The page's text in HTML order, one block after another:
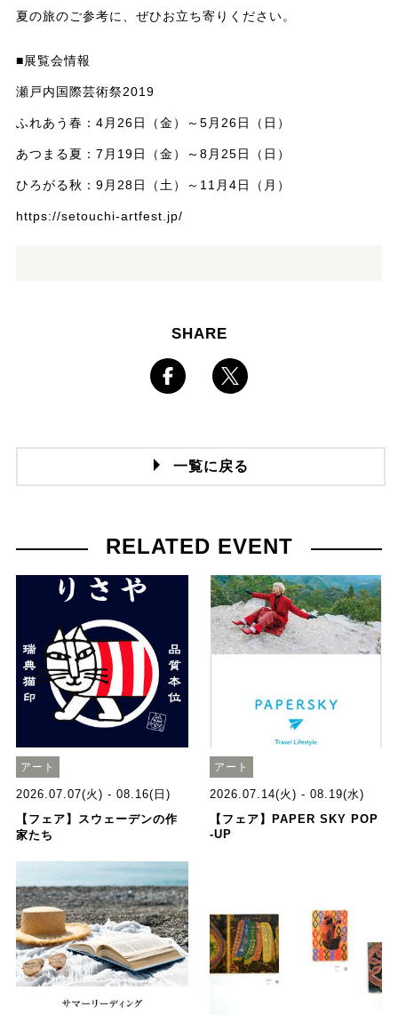
夏の旅のご参考に、ぜひお立ち寄りください。
■展覧会情報
瀬戸内国際芸術祭2019
ふれあう春：4月26日（金）～5月26日（日）
あつまる夏：7月19日（金）～8月25日（日）
ひろがる秋：9月28日（土）～11月4日（月）
https://setouchi-artfest.jp/
SHARE
一覧に戻る
RELATED EVENT
アート
2026.07.07(火) - 08.16(日)
【フェア】スウェーデンの作
家たち
アート
2026.07.14(火) - 08.19(水)
【フェア】PAPER SKY POP
-UP